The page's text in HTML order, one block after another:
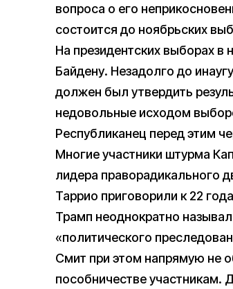
вопроса о его
состоится до ноябрьских
На президентских выборах
Байдену. Незадолго до
должен был утвердить
недовольные исходом
Республиканец перед этим
Многие участники штурма
лидера праворадикального
Таррио приговорили к 22
Трамп неоднократно
«политического
Смит при этом напрямую не
пособничестве участникам.